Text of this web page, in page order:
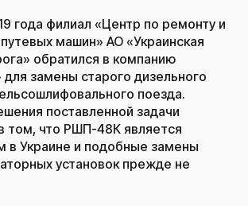
года филиал «Центр по ремонту и
машин» АО «Украинская
обратился в компанию
для замены старого дизельного
поезда.
поставленной задачи
том, что РШП-48К является
в Украине и подобные замены
установок прежде не